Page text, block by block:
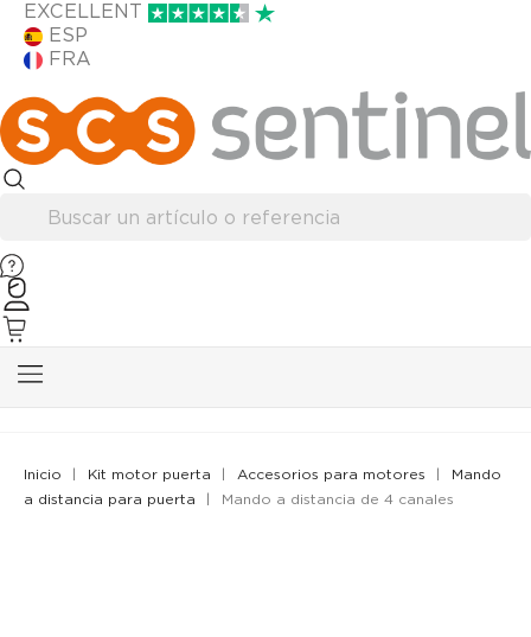
EXCELLENT
ESP
FRA
Inicio Kit motor puerta Accesorios para motores
Mando
a distancia para puerta
Mando a distancia de 4 canales